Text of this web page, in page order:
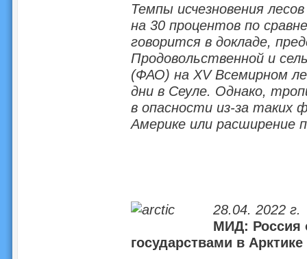
Темпы исчезновения
на 30 процентов по
говорится в докладе,
Продовольственной и
(ФАО) на XV Всемирном
дни в Сеуле. Однако,
в опасности из-за таких
Америке или расширение
28.04. 2022 г.
МИД: Россия
государствами в Арктике